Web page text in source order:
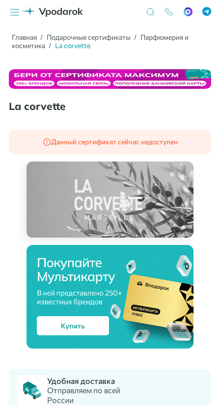
Главная Подарочные сертификаты
Парфюмерия и
косметика
La corvette
La corvette
Данный сертификат сейчас недоступен
Удобная доставка
Отправляем по всей
России